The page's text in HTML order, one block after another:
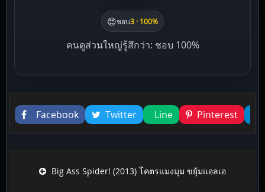
😍ชอบ3 · 100%
คนดูส่วนใหญ่รู้สึกว่า: ชอบ 100%
Liked this
Facebook
Twitter Line Pinterest
Post navigationBig Ass Spider! (2013) โคตรแมงมุม ขยุ้มแอลเอ